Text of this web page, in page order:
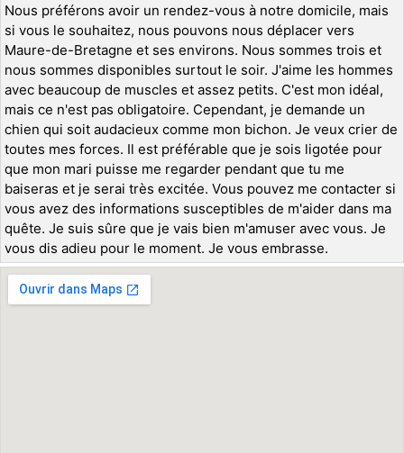
Nous préférons avoir un rendez-vous à notre domicile, mais
si vous le souhaitez, nous pouvons nous déplacer vers
Maure-de-Bretagne et ses environs. Nous sommes trois et
nous sommes disponibles surtout le soir. J'aime les hommes
avec beaucoup de muscles et assez petits. C'est mon idéal,
mais ce n'est pas obligatoire. Cependant, je demande un
chien qui soit audacieux comme mon bichon. Je veux crier de
toutes mes forces. Il est préférable que je sois ligotée pour
que mon mari puisse me regarder pendant que tu me
baiseras et je serai très excitée. Vous pouvez me contacter si
vous avez des informations susceptibles de m'aider dans ma
quête. Je suis sûre que je vais bien m'amuser avec vous. Je
vous dis adieu pour le moment. Je vous embrasse.